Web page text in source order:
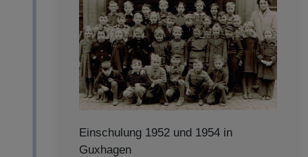
Einschulung 1952 und 1954 in
Guxhagen